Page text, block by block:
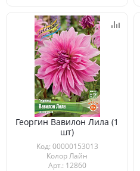
Георгин Вавилон Лила (1
шт)
Код: 00000153013
Колор Лайн
Арт.: 12860